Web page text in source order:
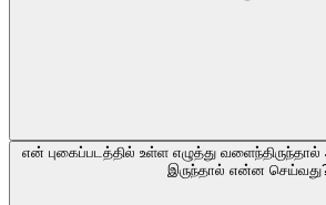
என் புகைப்படத்தில் உள்ள எழுத்து
இருந்தால் என்ன